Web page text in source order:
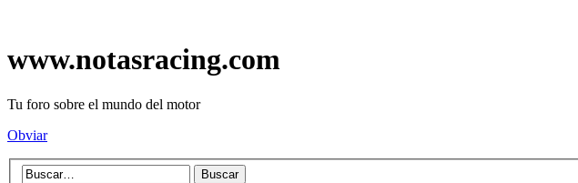
www.notasracing.com
Tu foro sobre el mundo del motor
Obviar